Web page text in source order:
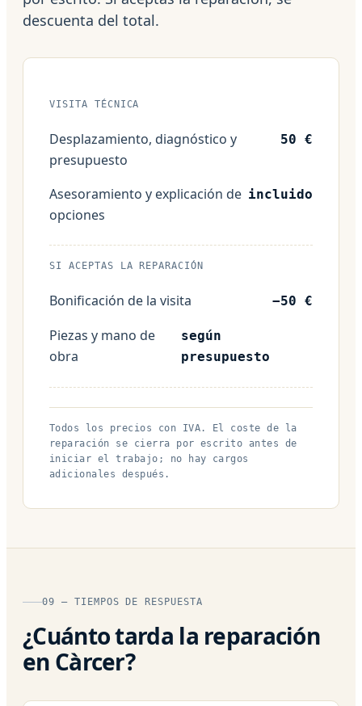
descuenta del total.
VISITA TÉCNICA
Desplazamiento, diagnóstico y
presupuesto
50 €
Asesoramiento y explicación de
opciones
incluido
SI ACEPTAS LA REPARACIÓN
Bonificación de la visita −50 €
Piezas y mano de
obra
según
presupuesto
Todos los precios con IVA. El coste de la
reparación se cierra por escrito antes de
iniciar el trabajo; no hay cargos
adicionales después.
09 — TIEMPOS DE RESPUESTA
¿Cuánto tarda la reparación
en Càrcer?